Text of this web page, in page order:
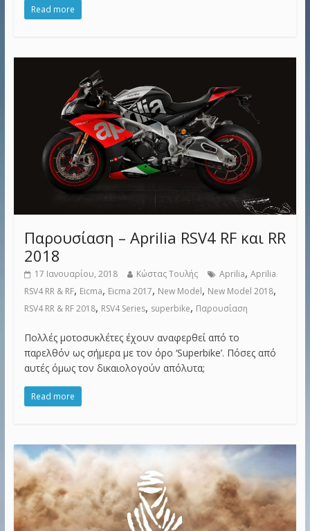
Read more
Παρουσίαση – Aprilia RSV4 RF και RR
2018
17 Ιανουαρίου, 2018 Κώστας Τουλής Aprilia, Aprilia
RSV4 RR & RF, Eicma, Eicma 2017, New Model, New Model 2018,
RSV4 RR & RF 2018, RSV4 Series, superbike, Παρουσίαση
Πολλές μοτοσυκλέτες έχουν αναφερθεί από το
παρελθόν ως σήμερα με τον όρο ‘Superbike’. Πόσες από
αυτές όμως τον δικαιολογούν απόλυτα;
Read more